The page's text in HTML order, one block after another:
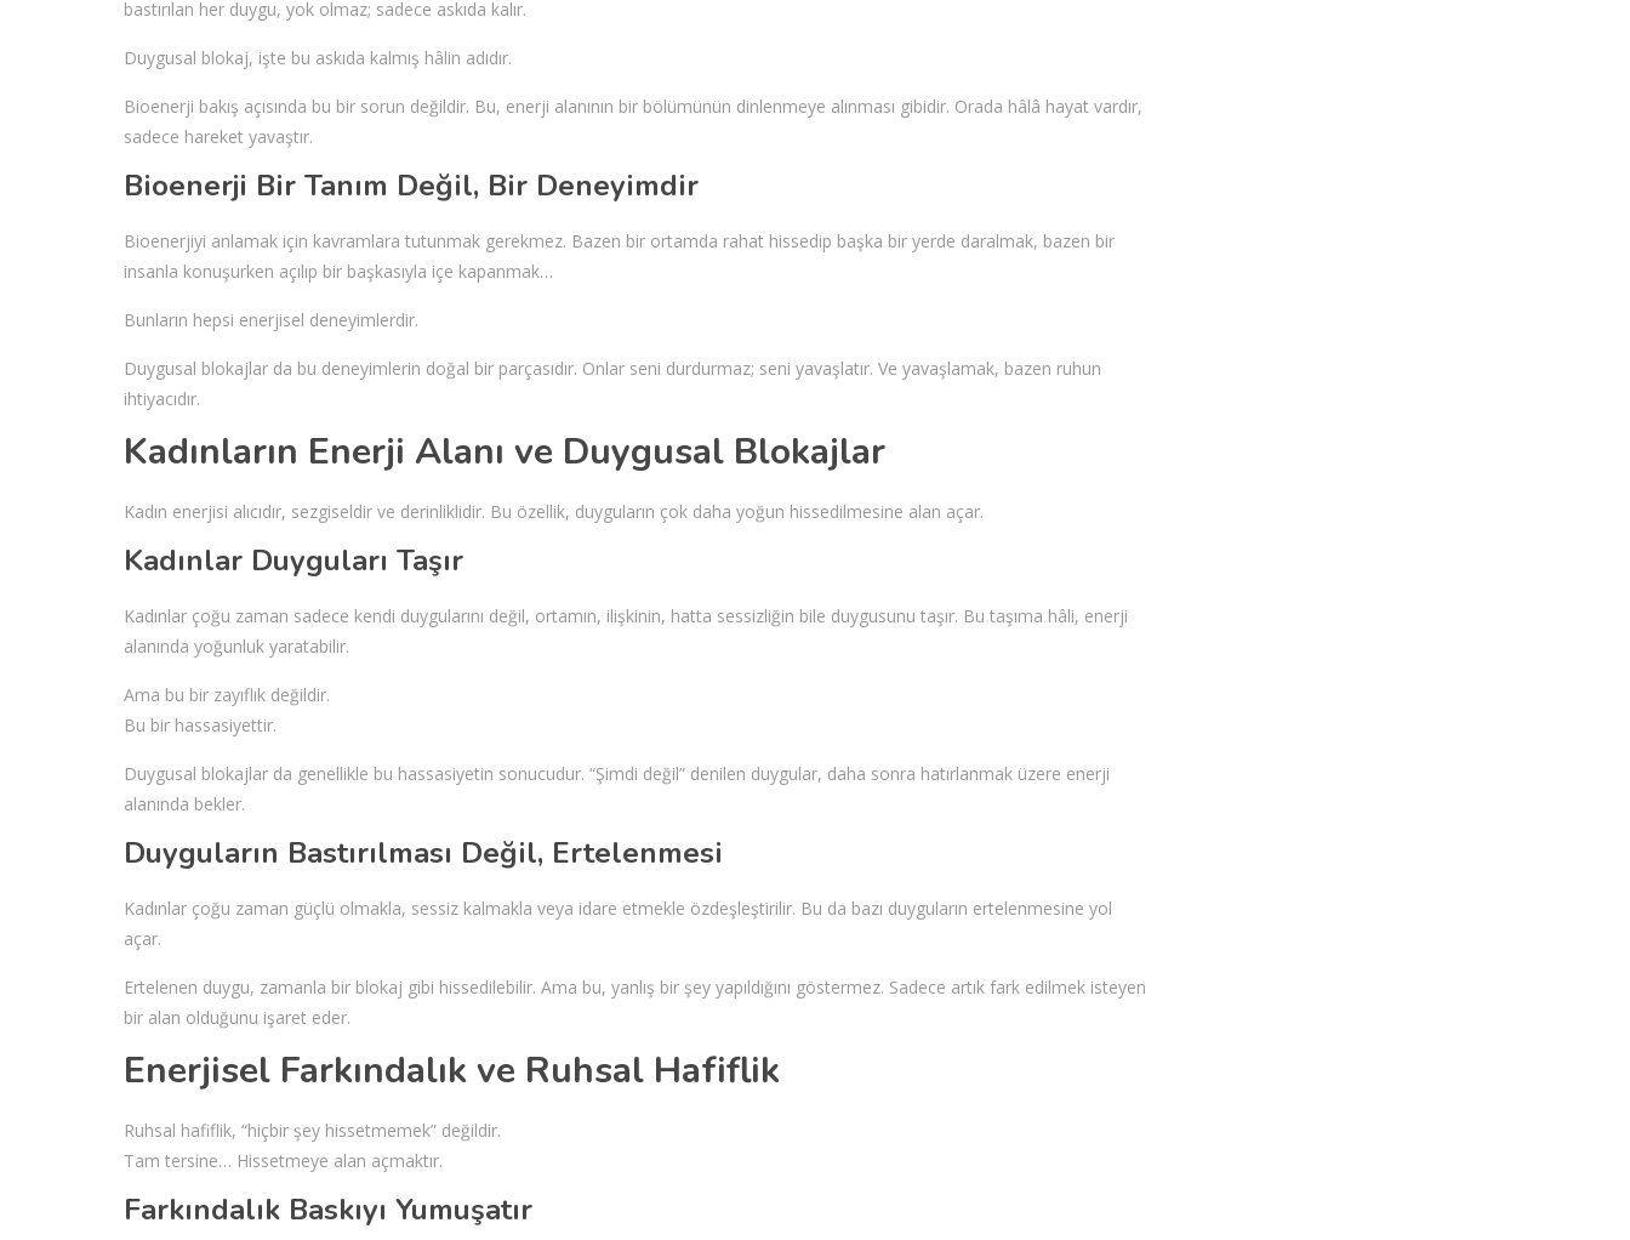
bastırılan her duygu, yok olmaz; sadece askıda kalır.
Duygusal blokaj, işte bu askıda kalmış hâlin adıdır.
Bioenerji bakış açısında bu bir sorun değildir. Bu, enerji alanının bir bölümünün dinlenmeye alınması gibidir. Orada hâlâ hayat vardır,
sadece hareket yavaştır.
Bioenerji Bir Tanım Değil, Bir Deneyimdir
Bioenerjiyi anlamak için kavramlara tutunmak gerekmez. Bazen bir ortamda rahat hissedip başka bir yerde daralmak, bazen bir
insanla konuşurken açılıp bir başkasıyla içe kapanmak…
Bunların hepsi enerjisel deneyimlerdir.
Duygusal blokajlar da bu deneyimlerin doğal bir parçasıdır. Onlar seni durdurmaz; seni yavaşlatır. Ve yavaşlamak, bazen ruhun
ihtiyacıdır.
Kadınların Enerji Alanı ve Duygusal Blokajlar
Kadın enerjisi alıcıdır, sezgiseldir ve derinliklidir. Bu özellik, duyguların çok daha yoğun hissedilmesine alan açar.
Kadınlar Duyguları Taşır
Kadınlar çoğu zaman sadece kendi duygularını değil, ortamın, ilişkinin, hatta sessizliğin bile duygusunu taşır. Bu taşıma hâli, enerji
alanında yoğunluk yaratabilir.
Ama bu bir zayıflık değildir.
Bu bir hassasiyettir.
Duygusal blokajlar da genellikle bu hassasiyetin sonucudur. “Şimdi değil” denilen duygular, daha sonra hatırlanmak üzere enerji
alanında bekler.
Duyguların Bastırılması Değil, Ertelenmesi
Kadınlar çoğu zaman güçlü olmakla, sessiz kalmakla veya idare etmekle özdeşleştirilir. Bu da bazı duyguların ertelenmesine yol
açar.
Ertelenen duygu, zamanla bir blokaj gibi hissedilebilir. Ama bu, yanlış bir şey yapıldığını göstermez. Sadece artık fark edilmek isteyen
bir alan olduğunu işaret eder.
Enerjisel Farkındalık ve Ruhsal Hafiflik
Ruhsal hafiflik, “hiçbir şey hissetmemek” değildir.
Tam tersine… Hissetmeye alan açmaktır.
Farkındalık Baskıyı Yumuşatır